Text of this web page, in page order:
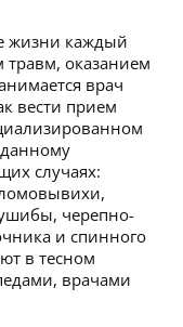
жизни каждый
травм, оказанием
врач
вести прием
случаях:
черепно-
и спинного
в тесном
врачами